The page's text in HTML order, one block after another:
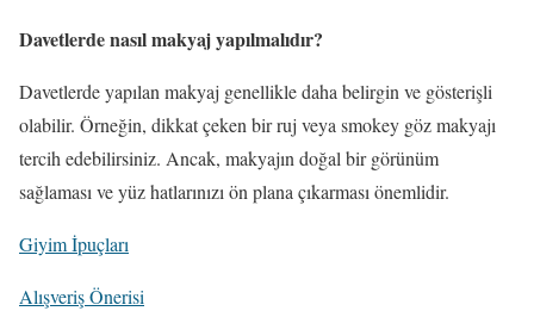
Davetlerde nasıl makyaj yapılmalıdır?
Davetlerde yapılan makyaj genellikle daha belirgin ve gösterişli
olabilir. Örneğin, dikkat çeken bir ruj veya smokey göz makyajı
tercih edebilirsiniz. Ancak, makyajın doğal bir görünüm
sağlaması ve yüz hatlarınızı ön plana çıkarması önemlidir.
Giyim İpuçları
Alışveriş Önerisi